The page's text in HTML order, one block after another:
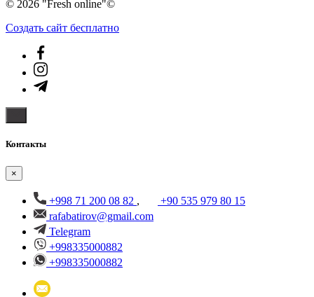
© 2026 "Fresh online"©️
Создать cайт бесплатно
Контакты
×
+998 71 200 08 82 ,
+90 535 979 80 15
rafabatirov@gmail.com
Telegram
+998335000882
+998335000882